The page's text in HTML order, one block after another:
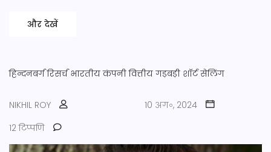
और देखें
हिन्दनबर्ग रिसर्च भारतीय कंपनी वित्तीय गड़बड़ी शॉर्ट सेलिंग
NIKHIL ROY
10 अग॰, 2024
12 टिप्पणि